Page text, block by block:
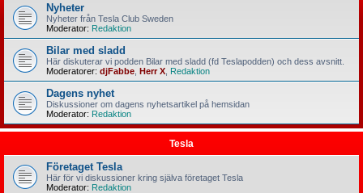
Nyheter
Nyheter från Tesla Club Sweden
Moderator: Redaktion
Bilar med sladd
Här diskuterar vi podden Bilar med sladd (fd Teslapodden) och dess avsnitt.
Moderatorer: djFabbe Herr X Redaktion
Dagens nyhet
Diskussioner om dagens nyhetsartikel på hemsidan
Moderator: Redaktion
Tesla
Företaget Tesla
Här för vi diskussioner kring själva företaget Tesla
Moderator: Redaktion